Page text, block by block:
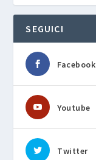
SEGUICI
Facebook
Youtube
Twitter